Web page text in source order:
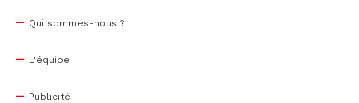
Qui sommes-nous ?
L'équipe
Publicité